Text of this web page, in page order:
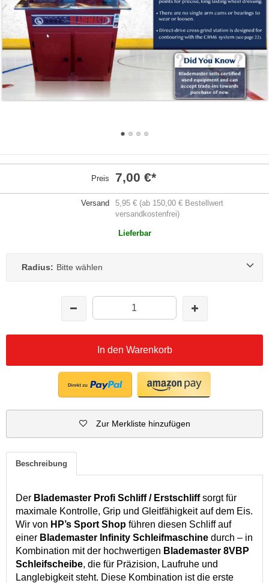
Preis 7,00 €*
Versand
5,95 € (ab 150,00 € Bestellwert
versandkostenfrei)
Lieferbar
Radius: Bitte wählen
In den Warenkorb
Zur Merkliste hinzufügen
Beschreibung
Der Blademaster Profi Schliff / Erstschliffsorgt für
maximale Kontrolle, Grip und Gleitfähigkeit auf dem Eis.
Wir von HP’s Sport Shop führen diesen Schliff auf
einer Blademaster Infinity Schleifmaschine durch – in
Kombination mit der hochwertigen Blademaster 8VBP
Schleifscheibe, die für Präzision, Laufruhe und
Langlebigkeit steht. Diese Kombination ist die erste